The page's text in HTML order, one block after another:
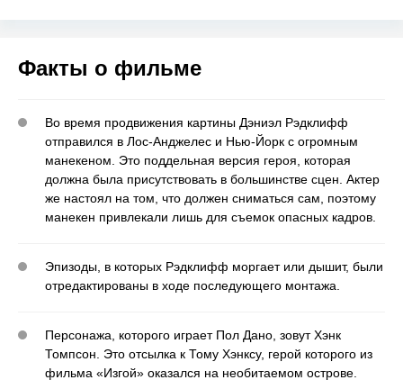
Факты о фильме
Во время продвижения картины Дэниэл Рэдклифф
отправился в Лос-Анджелес и Нью-Йорк с огромным
манекеном. Это поддельная версия героя, которая
должна была присутствовать в большинстве сцен. Актер
же настоял на том, что должен сниматься сам, поэтому
манекен привлекали лишь для съемок опасных кадров.
Эпизоды, в которых Рэдклифф моргает или дышит, были
отредактированы в ходе последующего монтажа.
Персонажа, которого играет Пол Дано, зовут Хэнк
Томпсон. Это отсылка к Тому Хэнксу, герой которого из
фильма «Изгой» оказался на необитаемом острове.